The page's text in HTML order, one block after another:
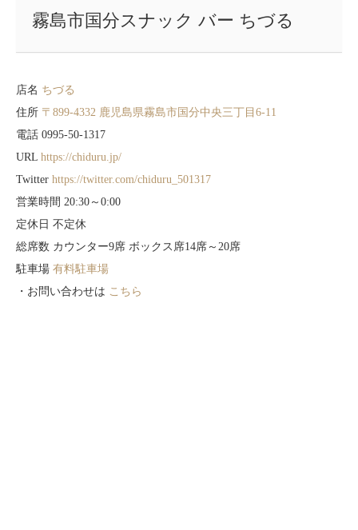
霧島市国分スナック バー ちづる
店名 ちづる
住所 〒899-4332 鹿児島県霧島市国分中央三丁目6-11
電話 0995-50-1317
URL https://chiduru.jp/
Twitter https://twitter.com/chiduru_501317
営業時間 20:30～0:00
定休日 不定休
総席数 カウンター9席 ボックス席14席～20席
駐車場 有料駐車場
・お問い合わせは こちら